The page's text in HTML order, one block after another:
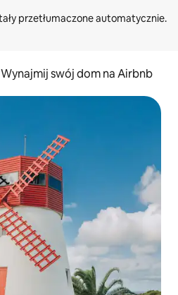
Wynajmij swój dom na Airbnb